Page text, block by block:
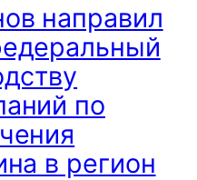
направил
по
в регион